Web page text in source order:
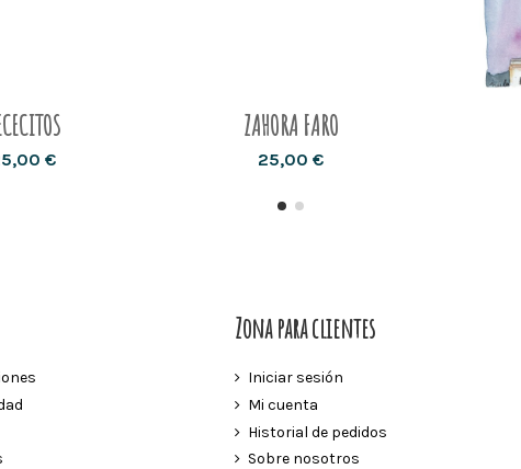
€
ZAHORA FARO
25,00 €
Zona para clientes
Iniciar sesión
Mi cuenta
Historial de pedidos
Sobre nosotros